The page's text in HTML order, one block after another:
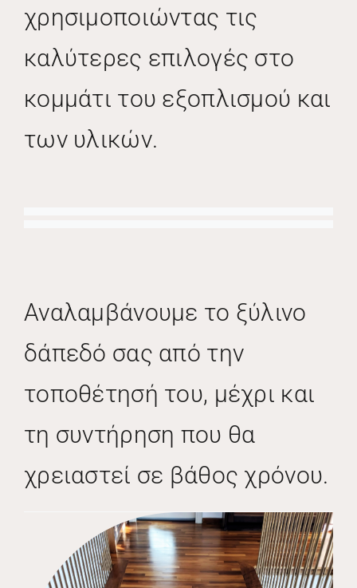
χρησιμοποιώντας τις
καλύτερες επιλογές στο
κομμάτι του εξοπλισμού και
των υλικών.
Αναλαμβάνουμε το ξύλινο
δάπεδό σας από την
τοποθέτησή του, μέχρι και
τη συντήρηση που θα
χρειαστεί σε βάθος χρόνου.